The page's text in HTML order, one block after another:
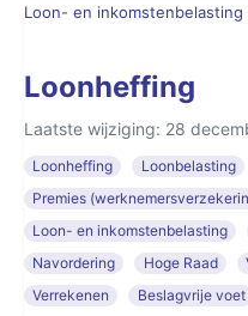
Loon- en inkomstenbelasting
Loonheffing
Laatste wijziging: 28
Loonheffing
Loonbelasting
Premies
Loon- en inkomstenbelasting
Navordering
Hoge Raad
Verrekenen
Beslagvrije voet